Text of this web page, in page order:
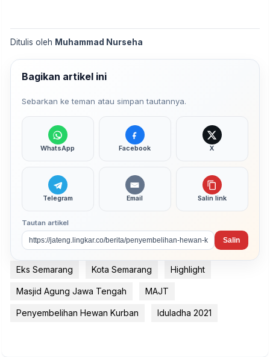
Ditulis oleh Muhammad Nurseha
Bagikan artikel ini
Sebarkan ke teman atau simpan tautannya.
WhatsApp Facebook X
Telegram Email Salin link
Tautan artikel
Salin
Eks Semarang Kota Semarang Highlight
Masjid Agung Jawa Tengah MAJT
Penyembelihan Hewan Kurban Iduladha 2021